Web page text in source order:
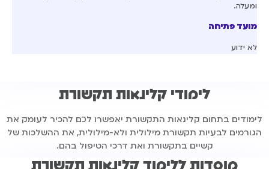
ומעלה.
מועד פתיחה
לא ידוע
לימודי קלינאות תקשורת
לימודים בתחום קלינאות התקשורת יאפשרו לכם להכיר לעומק את
הגורמים לבעיות תקשורת מילולית ולא-מילולית, את ההשלכות של
קשיים בתקשורת ואת דרכי הטיפול בהם.